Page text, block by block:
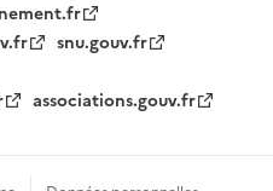
snu.gouv.fr
associations.gouv.fr